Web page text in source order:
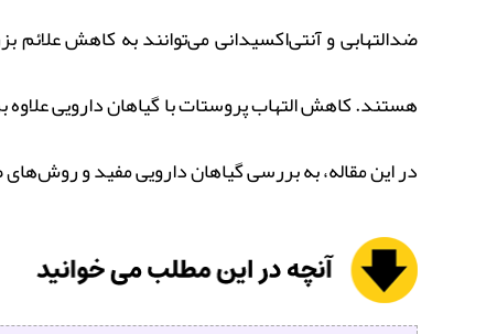
ضدالتهابی و آنتی‌اکسیدانی می‌توانند به کاهش
هستند. کاهش التهاب پروستات با گیاهان دارویی
در این مقاله، به بررسی گیاهان دارویی مفید و